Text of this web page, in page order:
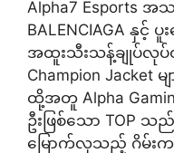
Alpha7 Esports အ
BALENCIAGA နှင့် ပူ
အထူးသီးသန့်ချုပ်လုပ်ထ
Champion Jacket
ထို့အတူ Alpha
ဦးဖြစ်သော TOP သ
မြောက်လှသည့် ဂိမ်းကစ